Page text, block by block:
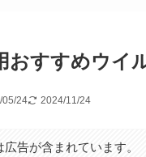
おすすめウイ
05/24 2024/11/24
告が含まれています。